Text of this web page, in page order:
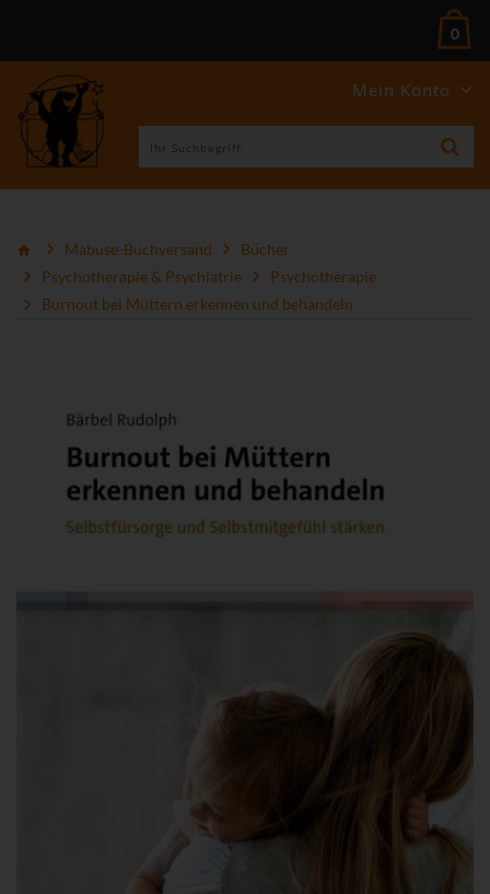
Mein Konto
0
Mabuse-Buchversand
Bücher
Psychotherapie & Psychiatrie
Psychotherapie
Burnout bei Müttern erkennen und behandeln